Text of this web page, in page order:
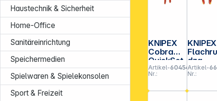
Haustechnik & Sicherheit
Home-Office
Sanitäreinrichtung
Speichermedien
Spielwaren & Spielekonsolen
Sport & Freizeit
KNIPEX
Cobra
QuickSet
Wasserp
umpenza
nge
Artikel-
Nr.:
604543
KNIPEX
dzg
de/
ngsöse
Artikel-
Nr.: